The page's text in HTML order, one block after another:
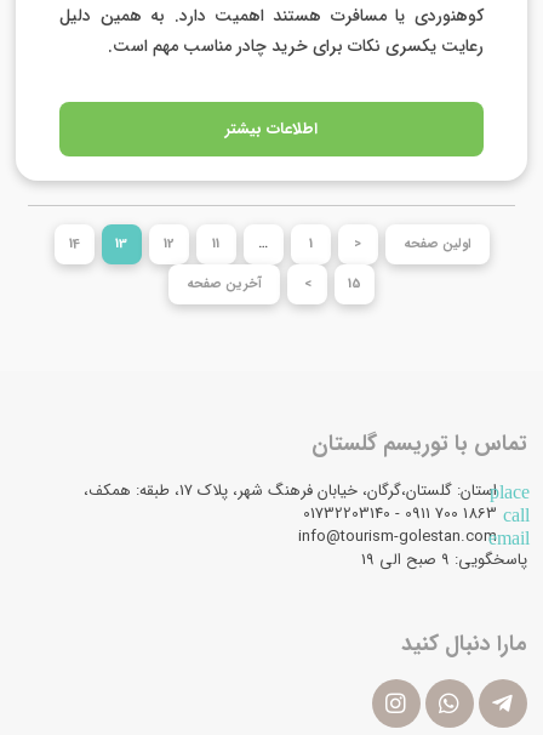
کوهنوردی یا مسافرت هستند اهمیت دارد. به همین دلیل
رعایت یکسری نکات برای خرید چادر مناسب مهم است.
اطلاعات بیشتر
اولین صفحه <
…
11
12
13
14
> آخرین صفحه
با توریسم گلستان
گلستان،گرگان، خیابان فرهنگ شهر، پلاک 17، طبقه: همکف،
info@tourism-
الی 19
کنید